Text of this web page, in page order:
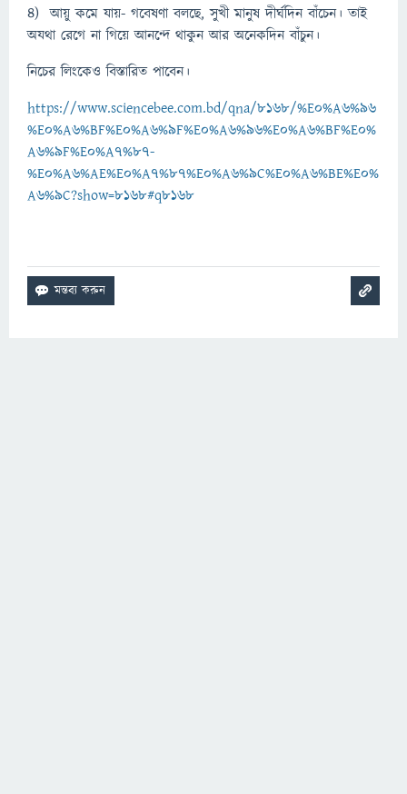
৪) আয়ু কমে যায়- গবেষণা বলছে, সুখী মানুষ দীর্ঘদিন বাঁচেন। তাই
অযথা রেগে না গিয়ে আনন্দে থাকুন আর অনেকদিন বাঁচুন।
নিচের লিংকেও বিস্তারিত পাবেন।
https://www.sciencebee.com.bd/qna/8168/%E0%A6%96
%E0%A6%BF%E0%A6%9F%E0%A6%96%E0%A6%BF%E0%
A6%9F%E0%A7%87-
%E0%A6%AE%E0%A7%87%E0%A6%9C%E0%A6%BE%E0%
A6%9C?show=8168#q8168